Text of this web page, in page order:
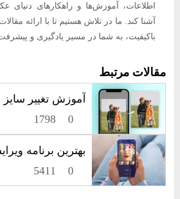
اطلاعات، آموزش‌ها و راهکارهای دنیای
آشنا کند. ما در تلاش هستیم تا با ارائه
باکیفیت، به شما در مسیر یادگیری و
مقالات مرتبط
0
1798
0
5411